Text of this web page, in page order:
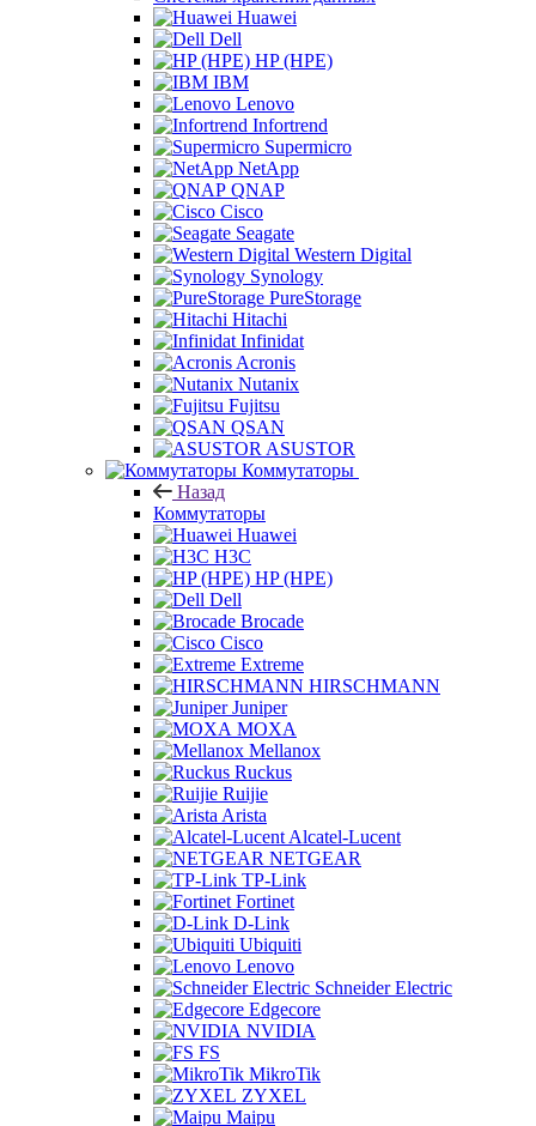
Huawei
Dell
HP (HPE)
IBM
Lenovo
Infortrend
Supermicro
NetApp
QNAP
Cisco
Seagate
Western Digital
Synology
PureStorage
Hitachi
Infinidat
Acronis
Nutanix
Fujitsu
QSAN
ASUSTOR
Коммутаторы
Назад
Коммутаторы
Huawei
H3C
HP (HPE)
Dell
Brocade
Cisco
Extreme
HIRSCHMANN
Juniper
MOXA
Mellanox
Ruckus
Ruijie
Arista
Alcatel-Lucent
NETGEAR
TP-Link
Fortinet
D-Link
Ubiquiti
Lenovo
Schneider Electric
Edgecore
NVIDIA
FS
MikroTik
ZYXEL
Maipu